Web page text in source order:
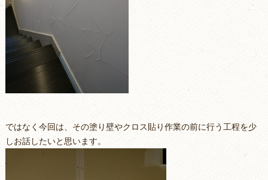
ではなく今回は、その塗り壁やクロス貼り作業の前に行う工程を少
しお話したいと思います。